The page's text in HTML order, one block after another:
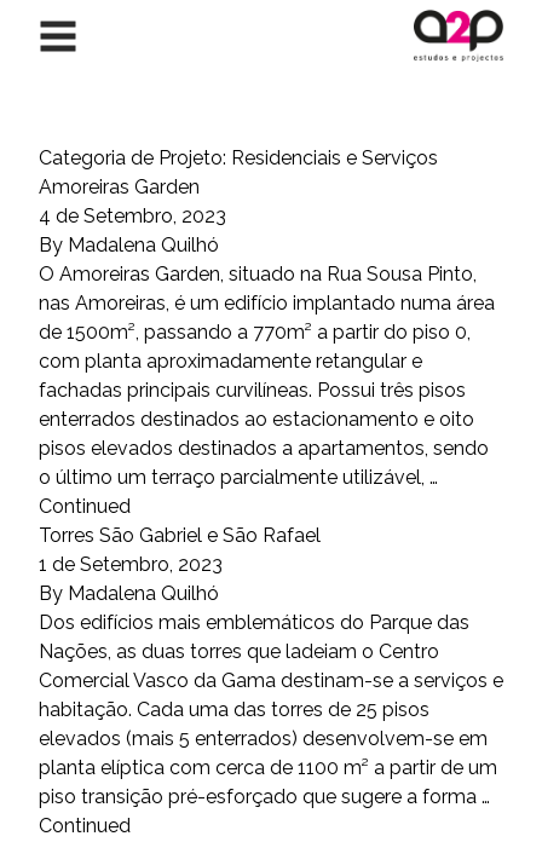
Categoria de Projeto: Residenciais e Serviços
Amoreiras Garden
4 de Setembro, 2023
By Madalena Quilhó
O Amoreiras Garden, situado na Rua Sousa Pinto,
nas Amoreiras, é um edifício implantado numa área
de 1500m², passando a 770m² a partir do piso 0,
com planta aproximadamente retangular e
fachadas principais curvilíneas. Possui três pisos
enterrados destinados ao estacionamento e oito
pisos elevados destinados a apartamentos, sendo
o último um terraço parcialmente utilizável, …
Continued
Torres São Gabriel e São Rafael
1 de Setembro, 2023
By Madalena Quilhó
Dos edifícios mais emblemáticos do Parque das
Nações, as duas torres que ladeiam o Centro
Comercial Vasco da Gama destinam-se a serviços e
habitação. Cada uma das torres de 25 pisos
elevados (mais 5 enterrados) desenvolvem-se em
planta elíptica com cerca de 1100 m² a partir de um
piso transição pré-esforçado que sugere a forma …
Continued